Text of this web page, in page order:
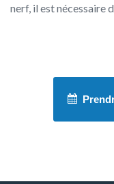
nerf, il est nécessaire